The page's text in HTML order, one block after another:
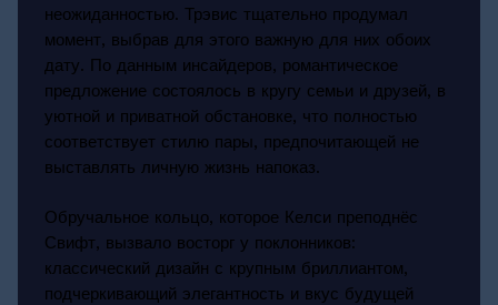
неожиданностью. Трэвис тщательно продумал
момент, выбрав для этого важную для них обоих
дату. По данным инсайдеров, романтическое
предложение состоялось в кругу семьи и друзей, в
уютной и приватной обстановке, что полностью
соответствует стилю пары, предпочитающей не
выставлять личную жизнь напоказ.
Обручальное кольцо, которое Келси преподнёс
Свифт, вызвало восторг у поклонников:
классический дизайн с крупным бриллиантом,
подчеркивающий элегантность и вкус будущей